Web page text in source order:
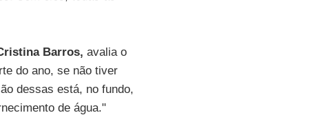
Barros, avalia o
do ano, se não tiver
dessas está, no fundo,
de água."